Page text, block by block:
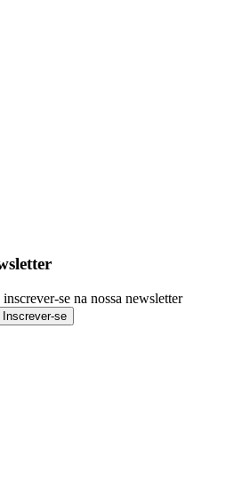
se na nossa newsletter
Inscrever-se